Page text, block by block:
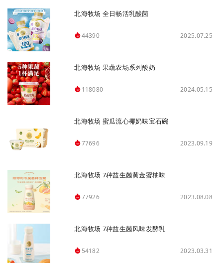
北海牧场 全日畅活乳酸菌
44390 2025.07.25
北海牧场 果蔬农场系列酸奶
118080 2024.05.15
北海牧场 蜜瓜流心椰奶味宝石碗
77696 2023.09.19
北海牧场 7种益生菌黄金蜜柚味
77926 2023.08.08
北海牧场 7种益生菌风味发酵乳
54182 2023.03.31